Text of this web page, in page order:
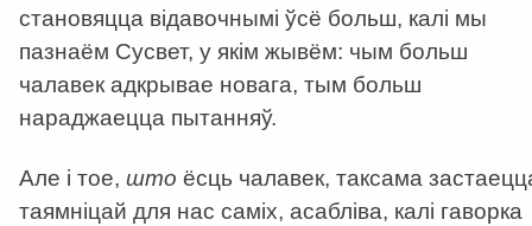
становяцца відавочнымі ўсё больш, калі мы
пазнаём Сусвет, у якім жывём: чым больш
чалавек адкрывае новага, тым больш
нараджаецца пытанняў.
Але і тое, што ёсць чалавек, таксама
таямніцай для нас саміх, асабліва, калі гаворка